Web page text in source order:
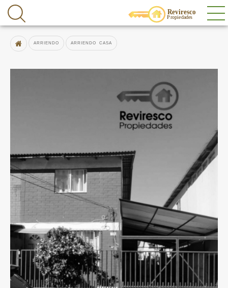
ARRIENDO ARRIENDO CASA
ARRIENDO CASA